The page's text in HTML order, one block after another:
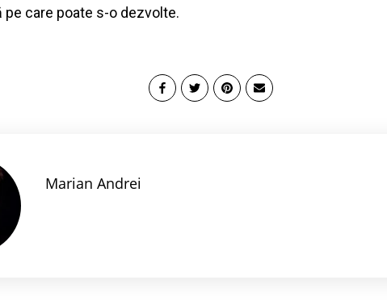
pe care poate s-o dezvolte.
Marian Andrei